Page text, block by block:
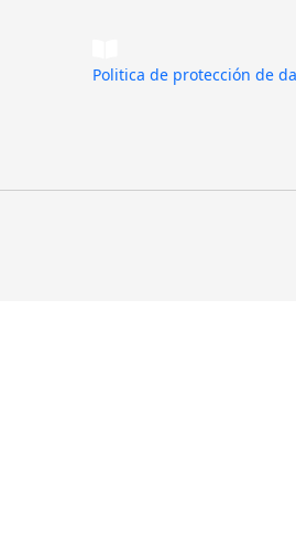
Politica de protección de